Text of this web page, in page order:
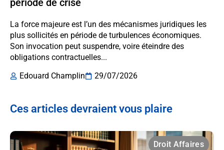
période de crise
La force majeure est l’un des mécanismes juridiques les
plus sollicités en période de turbulences économiques.
Son invocation peut suspendre, voire éteindre des
obligations contractuelles...
Edouard Champlin
29/07/2026
Ces articles devraient vous plaire
Droit Affaires